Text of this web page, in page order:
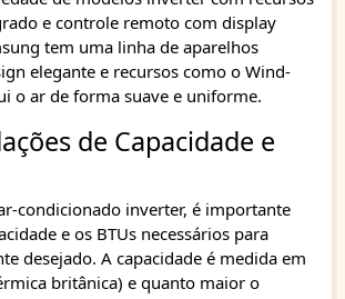
e controle remoto com display
tem uma linha de aparelhos
elegante e recursos como o Wind-
o ar de forma suave e uniforme.
de Capacidade e
condicionado inverter, é importante
e os BTUs necessários para
desejado. A capacidade é medida em
britânica) e quanto maior o